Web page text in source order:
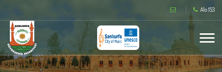
Alo 153